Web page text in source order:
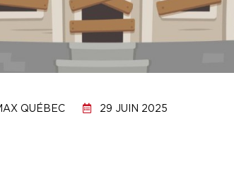
QUÉBEC 29 JUIN 2025